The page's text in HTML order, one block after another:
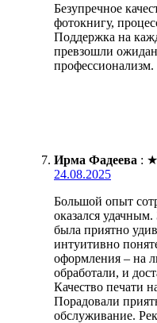
Безупречное
фотокнигу,
Поддержка на
превзошли
профессионализм.
Ирма Фадеева : ★
24.08.2025
Большой опыт
оказался
была приятно
интуитивно
оформления – на
обработали, и
Качество печати
Порадовали
обслуживание.